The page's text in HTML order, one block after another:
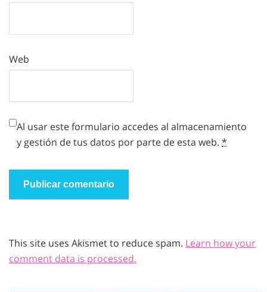
Web
Al usar este formulario accedes al almacenamiento
y gestión de tus datos por parte de esta web. *
This site uses Akismet to reduce spam. Learn how your
comment data is processed.